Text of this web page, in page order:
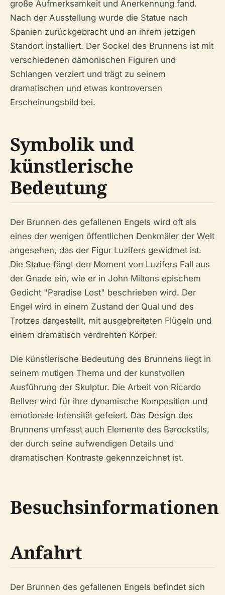
große Aufmerksamkeit und Anerkennung fand.
Nach der Ausstellung wurde die Statue nach
Spanien zurückgebracht und an ihrem jetzigen
Standort installiert. Der Sockel des Brunnens ist mit
verschiedenen dämonischen Figuren und
Schlangen verziert und trägt zu seinem
dramatischen und etwas kontroversen
Erscheinungsbild bei.
Symbolik und
künstlerische
Bedeutung
Der Brunnen des gefallenen Engels wird oft als
eines der wenigen öffentlichen Denkmäler der Welt
angesehen, das der Figur Luzifers gewidmet ist.
Die Statue fängt den Moment von Luzifers Fall aus
der Gnade ein, wie er in John Miltons epischem
Gedicht "Paradise Lost" beschrieben wird. Der
Engel wird in einem Zustand der Qual und des
Trotzes dargestellt, mit ausgebreiteten Flügeln und
einem dramatisch verdrehten Körper.
Die künstlerische Bedeutung des Brunnens liegt in
seinem mutigen Thema und der kunstvollen
Ausführung der Skulptur. Die Arbeit von Ricardo
Bellver wird für ihre dynamische Komposition und
emotionale Intensität gefeiert. Das Design des
Brunnens umfasst auch Elemente des Barockstils,
der durch seine aufwendigen Details und
dramatischen Kontraste gekennzeichnet ist.
Besuchsinformationen
Anfahrt
Der Brunnen des gefallenen Engels befindet sich